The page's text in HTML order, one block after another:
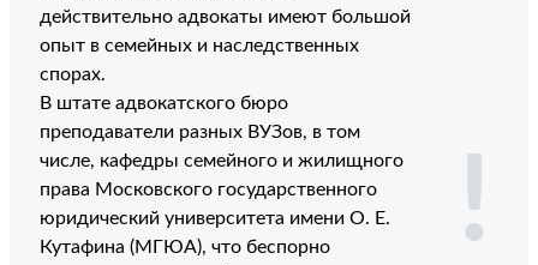
действительно адвокаты имеют большой
опыт в семейных и наследственных
спорах.
В штате адвокатского бюро
преподаватели разных ВУЗов, в том
числе, кафедры семейного и жилищного
права Московского государственного
юридический университета имени О. Е.
Кутафина (МГЮА), что беспорно
!